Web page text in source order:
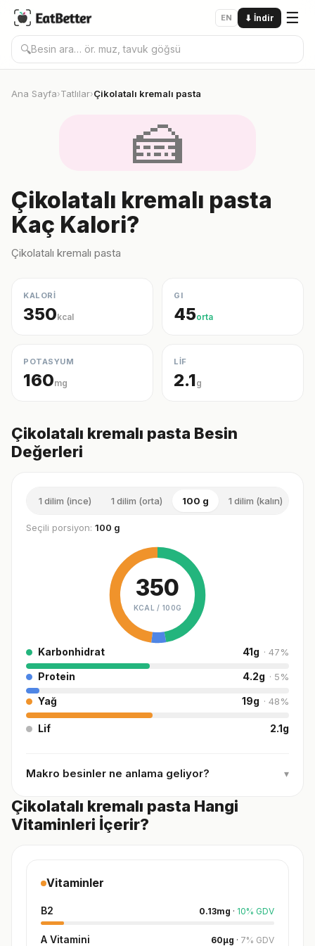
EN ⬇ İndir ☰
🔍
Ana Sayfa›Tatlılar›Çikolatalı kremalı pasta
🍰
Çikolatalı kremalı pasta
Kaç Kalori?
Çikolatalı kremalı pasta
KALORİ
350kcal
GI
45orta
POTASYUM
160mg
LİF
2.1g
Çikolatalı kremalı pasta Besin
Değerleri
1 dilim (ince) 1 dilim (orta) 100 g 1 dilim (kalın)
Seçili porsiyon: 100 g
350
KCAL / 100G
Karbonhidrat 41g · 47%
Protein 4.2g · 5%
Yağ 19g · 48%
Lif 2.1g
Makro besinler ne anlama geliyor? ▾
Çikolatalı kremalı pasta Hangi
Vitaminleri İçerir?
Vitaminler
B2 0.13mg · 10% GDV
A Vitamini 60µg · 7% GDV